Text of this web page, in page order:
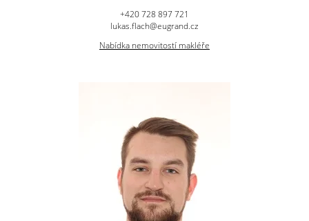
+420 728 897 721
lukas.flach@eugrand.cz
Nabídka nemovitostí makléře